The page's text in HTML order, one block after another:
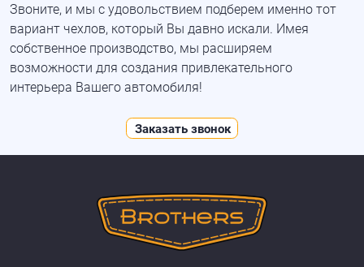
Звоните, и мы с удовольствием подберем именно тот
вариант чехлов, который Вы давно искали. Имея
собственное производство, мы расширяем
возможности для создания привлекательного
интерьера Вашего автомобиля!
Заказать звонок